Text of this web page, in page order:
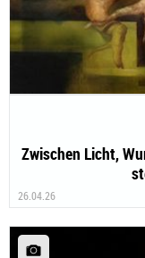
Zwischen Licht,
26.04.26